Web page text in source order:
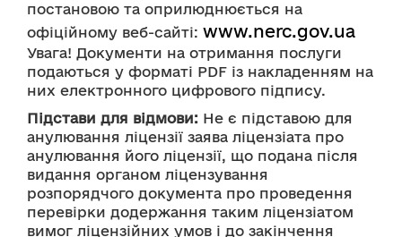
постановою та оприлюднюється на
офіційному веб-сайті: www.nerc.gov.ua
Увага! Документи на отримання послуги
подаються у форматі PDF із накладенням на
них електронного цифрового підпису.
Підстави для відмови: Не є підставою для
анулювання ліцензії заява ліцензіата про
анулювання його ліцензії, що подана після
видання органом ліцензування
розпорядчого документа про проведення
перевірки додержання таким ліцензіатом
вимог ліцензійних умов і до закінчення